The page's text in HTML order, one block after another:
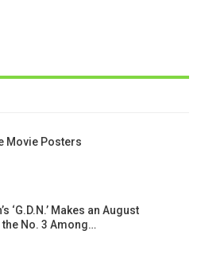
Movie Posters
‘G.D.N.’ Makes an August
No. 3 Among…